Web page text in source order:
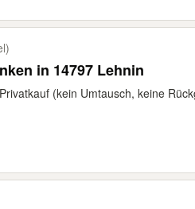
in 14797 Lehnin
(kein Umtausch, keine